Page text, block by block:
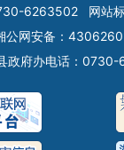
6263502
网站
公网安备：
政府办电话：0730-